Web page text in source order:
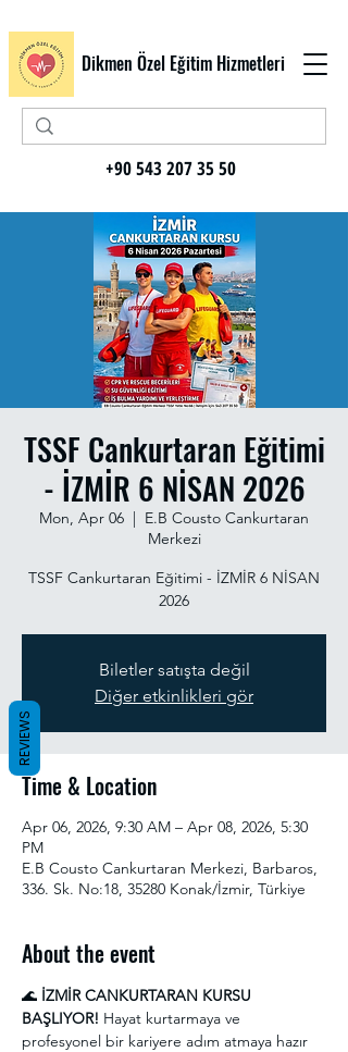
Dikmen Özel Eğitim Hizmetleri
+90 543 207 35 50
TSSF Cankurtaran Eğitimi
- İZMİR 6 NİSAN 2026
Mon, Apr 06
  |
E.B Cousto Cankurtaran
Merkezi
TSSF Cankurtaran Eğitimi - İZMİR 6 NİSAN
2026
Biletler satışta değil
Diğer etkinlikleri gör
Time & Location
Apr 06, 2026, 9:30 AM – Apr 08, 2026, 5:30
PM
E.B Cousto Cankurtaran Merkezi, Barbaros,
336. Sk. No:18, 35280 Konak/İzmir, Türkiye
About the event
🌊 İZMİR CANKURTARAN KURSU
BAŞLIYOR! Hayat kurtarmaya ve
profesyonel bir kariyere adım atmaya hazır
REVIEWS